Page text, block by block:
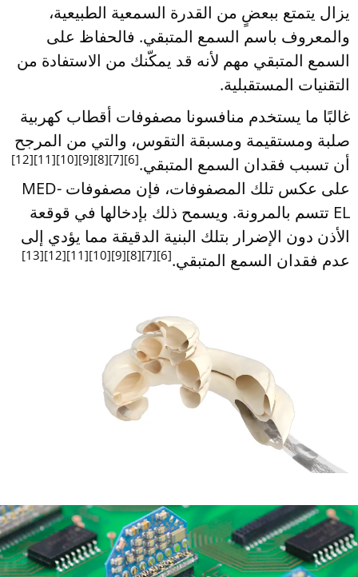
يزال يتمتع ببعضٍ من القدرة السمعية الطبيعية،
والمعروف باسم السمع المتبقي. فالحفاظ على
السمع المتبقي مهم لأنه قد يمكّنك من الاستفادة من
التقنيات المستقبلية.
غالبًا ما يستخدم منافسونا مصفوفات أقطاب كهربية
صلبة ومستقيمة ومسبقة التقوس، والتي من المرجح
أن تسبب فقدان السمع المتبقي.[6]
[7]
[8]
[9]
[10]
[11]
[12]
على عكس تلك المصفوفات، فإن مصفوفات MED-
EL تتسم بالمرونة. ويسمح ذلك بإدخالها في قوقعة
الأذن دون الإضرار بتلك البنية الدقيقة مما يؤدي إلى
عدم فقدان السمع المتبقي.[6]
[7]
[8]
[9]
[10]
[11]
[12]
[13]